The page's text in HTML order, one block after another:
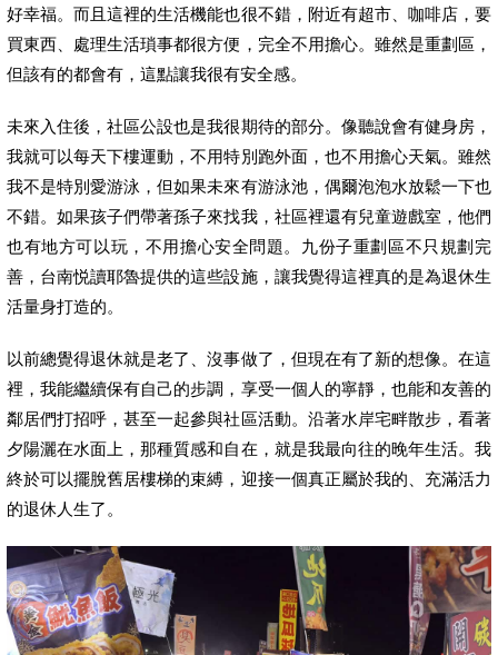
好幸福。而且這裡的生活機能也很不錯，附近有超市、咖啡店，要
買東西、處理生活瑣事都很方便，完全不用擔心。雖然是重劃區，
但該有的都會有，這點讓我很有安全感。
未來入住後，社區公設也是我很期待的部分。像聽說會有健身房，
我就可以每天下樓運動，不用特別跑外面，也不用擔心天氣。雖然
我不是特別愛游泳，但如果未來有游泳池，偶爾泡泡水放鬆一下也
不錯。如果孩子們帶著孫子來找我，社區裡還有兒童遊戲室，他們
也有地方可以玩，不用擔心安全問題。九份子重劃區不只規劃完
善，台南悦讀耶魯提供的這些設施，讓我覺得這裡真的是為退休生
活量身打造的。
以前總覺得退休就是老了、沒事做了，但現在有了新的想像。在這
裡，我能繼續保有自己的步調，享受一個人的寧靜，也能和友善的
鄰居們打招呼，甚至一起參與社區活動。沿著水岸宅畔散步，看著
夕陽灑在水面上，那種質感和自在，就是我最向往的晚年生活。我
終於可以擺脫舊居樓梯的束縛，迎接一個真正屬於我的、充滿活力
的退休人生了。